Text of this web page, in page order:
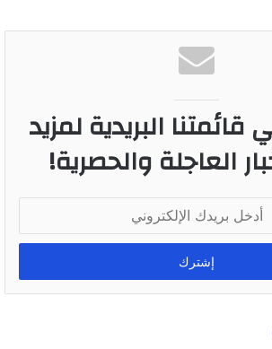
البريدية لمزيد
العاجلة والحصرية!